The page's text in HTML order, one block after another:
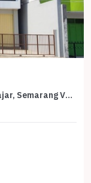
Ruko Tengah Kota, Bagus di Tentara Pelajar, Semarang Vn 2867S